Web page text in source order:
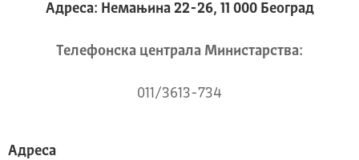
Адреса: Немањина 22-26, 11 000 Београд
Телeфонска централа Mинистарства:
011/3613-734
Адреса